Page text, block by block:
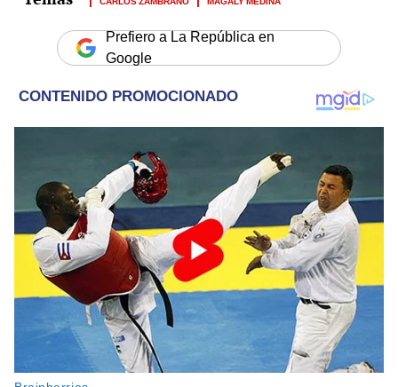
Prefiero a La República en
Google